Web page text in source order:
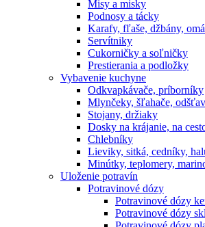
Misy a misky
Podnosy a tácky
Karafy, fľaše, džbány,
Servítniky
Cukorničky a soľničky
Prestierania a podložky
Vybavenie kuchyne
Odkvapkávače, príborníky
Mlynčeky, šľahače,
Stojany, držiaky
Dosky na krájanie, na
Chlebníky
Lieviky, sitká, cedníky,
Minútky, teplomery,
Uloženie potravín
Potravinové dózy
Potravinové dózy
Potravinové dózy